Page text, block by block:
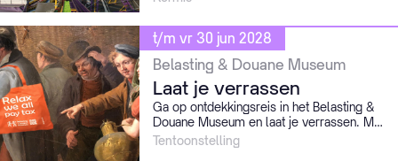
t/m vr 30 jun 2028
Belasting & Douane Museum
Laat je verrassen
Ga op ontdekkingsreis in het Belasting &
Douane Museum en laat je verrassen. Met
bijzondere objecten en verhalen biedt het
museum een thematisch en interactief
Tentoonstelling